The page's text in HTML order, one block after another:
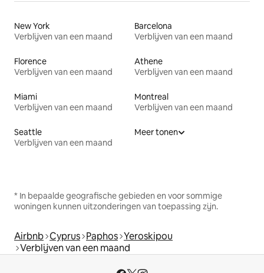
New York
Verblijven van een maand
Barcelona
Verblijven van een maand
Florence
Verblijven van een maand
Athene
Verblijven van een maand
Miami
Verblijven van een maand
Montreal
Verblijven van een maand
Seattle
Verblijven van een maand
Meer tonen
* In bepaalde geografische gebieden en voor sommige
woningen kunnen uitzonderingen van toepassing zijn.
Airbnb Cyprus Paphos Yeroskipou
Verblijven van een maand